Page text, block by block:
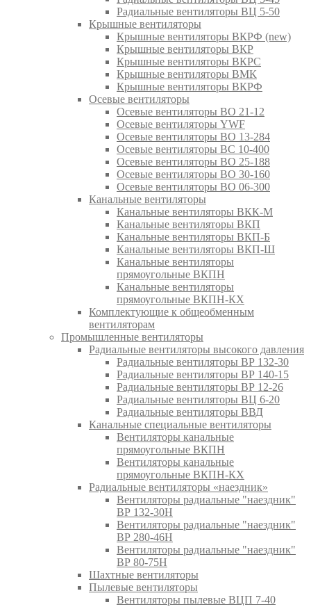
Радиальные вентиляторы ВЦ 5-50
Крышные вентиляторы
Крышные вентиляторы ВКРФ (new)
Крышные вентиляторы ВКР
Крышные вентиляторы ВКРС
Крышные вентиляторы ВМК
Крышные вентиляторы ВКРФ
Осевые вентиляторы
Осевые вентиляторы ВО 21-12
Осевые вентиляторы YWF
Осевые вентиляторы ВО 13-284
Осевые вентиляторы ВС 10-400
Осевые вентиляторы ВО 25-188
Осевые вентиляторы ВО 30-160
Осевые вентиляторы ВО 06-300
Канальные вентиляторы
Канальные вентиляторы ВКК-М
Канальные вентиляторы ВКП
Канальные вентиляторы ВКП-Б
Канальные вентиляторы ВКП-Ш
Канальные вентиляторы
прямоугольные ВКПН
Канальные вентиляторы
прямоугольные ВКПН-КХ
Комплектующие к общеобменным
вентиляторам
Промышленные вентиляторы
Радиальные вентиляторы высокого давления
Радиальные вентиляторы ВР 132-30
Радиальные вентиляторы ВР 140-15
Радиальные вентиляторы ВР 12-26
Радиальные вентиляторы ВЦ 6-20
Радиальные вентиляторы ВВД
Канальные специальные вентиляторы
Вентиляторы канальные
прямоугольные ВКПН
Вентиляторы канальные
прямоугольные ВКПН-КХ
Радиальные вентиляторы «наездник»
Вентиляторы радиальные "наездник"
ВР 132-30Н
Вентиляторы радиальные "наездник"
ВР 280-46Н
Вентиляторы радиальные "наездник"
ВР 80-75Н
Шахтные вентиляторы
Пылевые вентиляторы
Вентиляторы пылевые ВЦП 7-40